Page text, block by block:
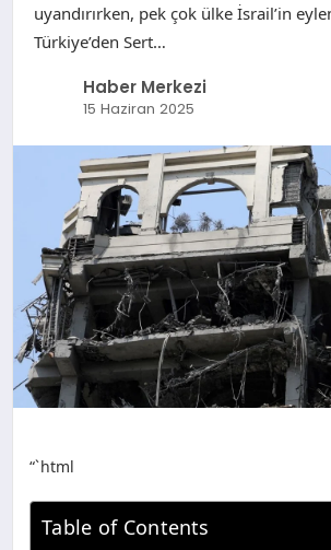
uyandırırken, pek çok ülke İsrail’in
Türkiye’den Sert…
Haber Merkezi
15 Haziran 2025
“`html
Table of Contents